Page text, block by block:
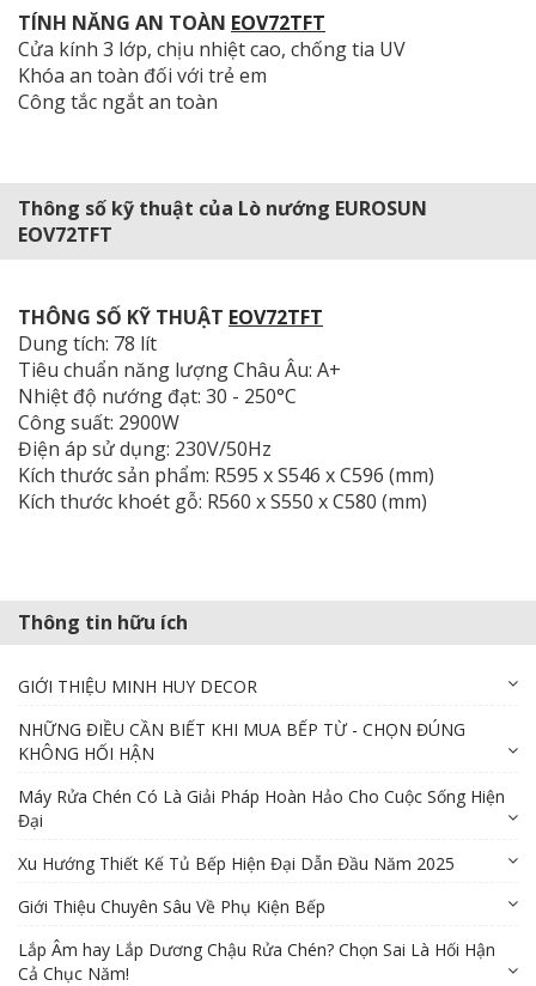
TÍNH NĂNG AN TOÀN EOV72TFT
Cửa kính 3 lớp, chịu nhiệt cao, chống tia UV
Khóa an toàn đối với trẻ em
Công tắc ngắt an toàn
Thông số kỹ thuật của Lò nướng EUROSUN
EOV72TFT
THÔNG SỐ KỸ THUẬT EOV72TFT
Dung tích: 78 lít
Tiêu chuẩn năng lượng Châu Âu: A+
Nhiệt độ nướng đạt: 30 - 250°C
Công suất: 2900W
Điện áp sử dụng: 230V/50Hz
Kích thước sản phẩm: R595 x S546 x C596 (mm)
Kích thước khoét gỗ: R560 x S550 x C580 (mm)
Thông tin hữu ích
GIỚI THIỆU MINH HUY DECOR
NHỮNG ĐIỀU CẦN BIẾT KHI MUA BẾP TỪ - CHỌN ĐÚNG
KHÔNG HỐI HẬN
Máy Rửa Chén Có Là Giải Pháp Hoàn Hảo Cho Cuộc Sống Hiện
Đại
Xu Hướng Thiết Kế Tủ Bếp Hiện Đại Dẫn Đầu Năm 2025
Giới Thiệu Chuyên Sâu Về Phụ Kiện Bếp
Lắp Âm hay Lắp Dương Chậu Rửa Chén? Chọn Sai Là Hối Hận
Cả Chục Năm!